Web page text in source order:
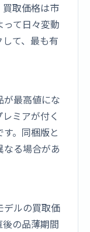
取価格は市
て日々変動
て、最も有
が最高値にな
ミアが付く
。同梱版と
る場合があ
デルの買取価
の品薄期間